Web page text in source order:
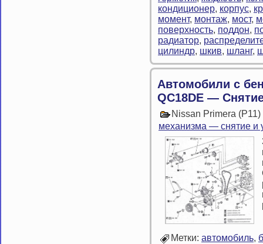
кондиционер, корпус,
момент, монтаж, мост,
поверхность, поддон,
радиатор,
цилиндр, шкив, шланг,
Автомобили с
QC18DE —
Nissan Primera
механизма — снятие и
Метки: автомобиль,